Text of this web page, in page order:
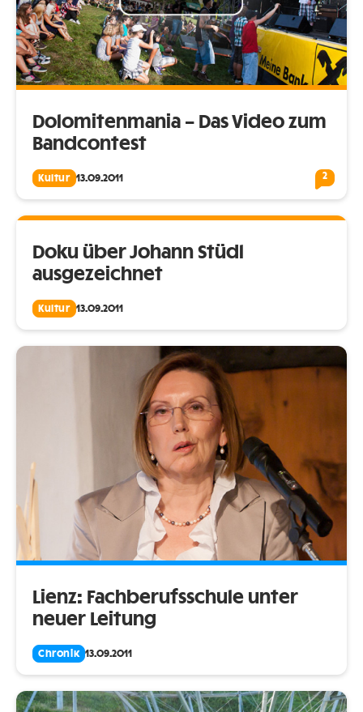
Dolomitenmania – Das Video zum
Bandcontest
Kultur 13.09.2011 2
Doku über Johann Stüdl
ausgezeichnet
Kultur 13.09.2011
Lienz: Fachberufsschule unter
neuer Leitung
Chronik 13.09.2011